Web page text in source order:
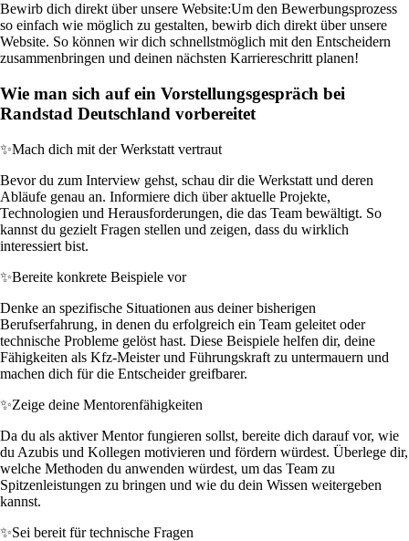
Bewirb dich direkt über unsere Website:Um den Bewerbungsprozess
so einfach wie möglich zu gestalten, bewirb dich direkt über unsere
Website. So können wir dich schnellstmöglich mit den Entscheidern
zusammenbringen und deinen nächsten Karriereschritt planen!
Wie man sich auf ein Vorstellungsgespräch bei
Randstad Deutschland vorbereitet
✨Mach dich mit der Werkstatt vertraut
Bevor du zum Interview gehst, schau dir die Werkstatt und deren
Abläufe genau an. Informiere dich über aktuelle Projekte,
Technologien und Herausforderungen, die das Team bewältigt. So
kannst du gezielt Fragen stellen und zeigen, dass du wirklich
interessiert bist.
✨Bereite konkrete Beispiele vor
Denke an spezifische Situationen aus deiner bisherigen
Berufserfahrung, in denen du erfolgreich ein Team geleitet oder
technische Probleme gelöst hast. Diese Beispiele helfen dir, deine
Fähigkeiten als Kfz-Meister und Führungskraft zu untermauern und
machen dich für die Entscheider greifbarer.
✨Zeige deine Mentorenfähigkeiten
Da du als aktiver Mentor fungieren sollst, bereite dich darauf vor, wie
du Azubis und Kollegen motivieren und fördern würdest. Überlege dir,
welche Methoden du anwenden würdest, um das Team zu
Spitzenleistungen zu bringen und wie du dein Wissen weitergeben
kannst.
✨Sei bereit für technische Fragen